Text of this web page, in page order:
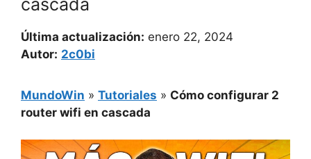
cascada
Última actualización: enero 22, 2024
Autor: 2c0bi
MundoWin » Tutoriales » Cómo configurar 2
router wifi en cascada